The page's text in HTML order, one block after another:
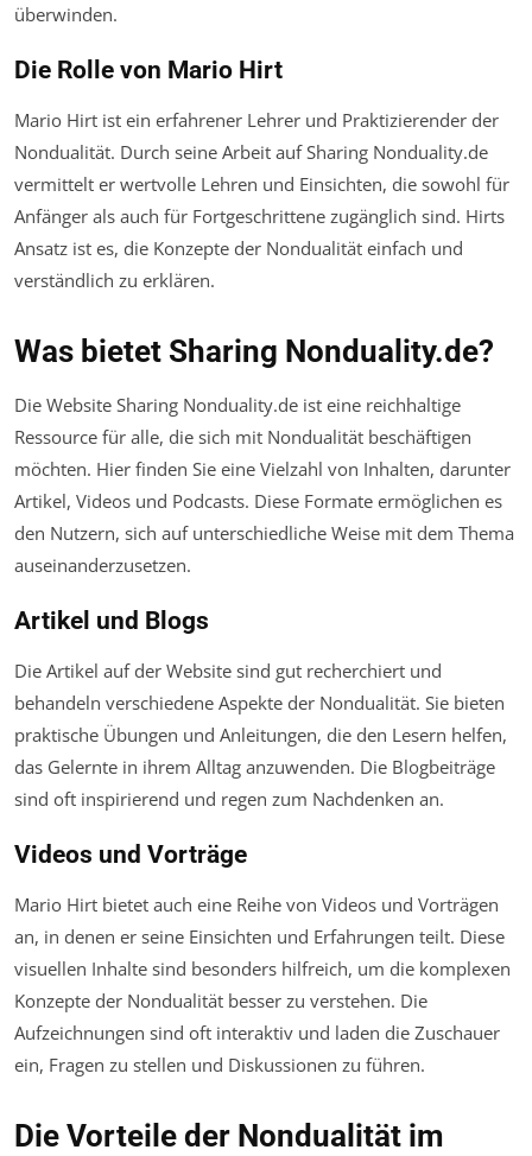
überwinden.
Die Rolle von Mario Hirt
Mario Hirt ist ein erfahrener Lehrer und Praktizierender der
Nondualität. Durch seine Arbeit auf Sharing Nonduality.de
vermittelt er wertvolle Lehren und Einsichten, die sowohl für
Anfänger als auch für Fortgeschrittene zugänglich sind. Hirts
Ansatz ist es, die Konzepte der Nondualität einfach und
verständlich zu erklären.
Was bietet Sharing Nonduality.de?
Die Website Sharing Nonduality.de ist eine reichhaltige
Ressource für alle, die sich mit Nondualität beschäftigen
möchten. Hier finden Sie eine Vielzahl von Inhalten, darunter
Artikel, Videos und Podcasts. Diese Formate ermöglichen es
den Nutzern, sich auf unterschiedliche Weise mit dem Thema
auseinanderzusetzen.
Artikel und Blogs
Die Artikel auf der Website sind gut recherchiert und
behandeln verschiedene Aspekte der Nondualität. Sie bieten
praktische Übungen und Anleitungen, die den Lesern helfen,
das Gelernte in ihrem Alltag anzuwenden. Die Blogbeiträge
sind oft inspirierend und regen zum Nachdenken an.
Videos und Vorträge
Mario Hirt bietet auch eine Reihe von Videos und Vorträgen
an, in denen er seine Einsichten und Erfahrungen teilt. Diese
visuellen Inhalte sind besonders hilfreich, um die komplexen
Konzepte der Nondualität besser zu verstehen. Die
Aufzeichnungen sind oft interaktiv und laden die Zuschauer
ein, Fragen zu stellen und Diskussionen zu führen.
Die Vorteile der Nondualität im